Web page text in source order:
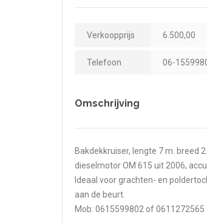
Verkoopprijs 6.500,00
Telefoon 06-
Omschrijving
Bakdekkruiser, lengte 7 m. breed
dieselmotor OM 615 uit 2006,
Ideaal voor grachten- en
aan de beurt.
Mob: 0615599802 of 0611272565